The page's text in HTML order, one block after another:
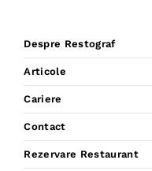
Despre Restograf
Articole
Cariere
Contact
Rezervare Restaurant